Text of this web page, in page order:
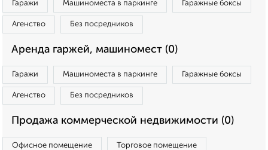
Гаражи Машиноместа в паркинге Гаражные боксы
Агенство Без посредников
Аренда гаржей, машиномест (0)
Гаражи Машиноместа в паркинге Гаражные боксы
Агенство Без посредников
Продажа коммерческой недвижимости (0)
Офисное помещение Торговое помещение